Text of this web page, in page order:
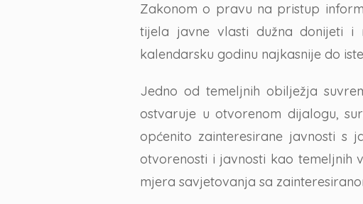
Zakonom o pravu na pristup
tijela javne vlasti dužna donijeti i
kalendarsku godinu najkasnije do
Jedno od temeljnih obilježja
ostvaruje u otvorenom dijalogu,
općenito zainteresirane javnosti s
otvorenosti i javnosti kao temeljnih
mjera savjetovanja sa